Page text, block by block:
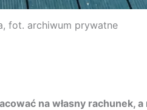
fot. archiwum prywatne
na własny rachunek,